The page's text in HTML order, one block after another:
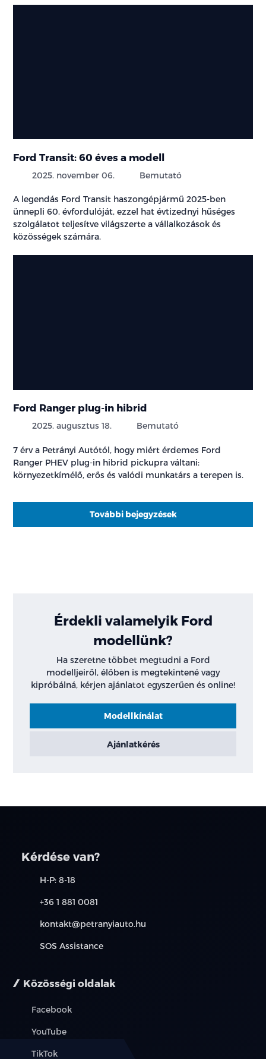
Ford Transit: 60 éves a modell
2025. november 06. Bemutató
A legendás Ford Transit haszongépjármű 2025-ben
ünnepli 60. évfordulóját, ezzel hat évtizednyi hűséges
szolgálatot teljesítve világszerte a vállalkozások és
közösségek számára.
Ford Ranger plug-in hibrid
2025. augusztus 18. Bemutató
7 érv a Petrányi Autótól, hogy miért érdemes Ford
Ranger PHEV plug-in hibrid pickupra váltani:
környezetkímélő, erős és valódi munkatárs a terepen is.
További bejegyzések
Érdekli valamelyik Ford
modellünk?
Ha szeretne többet megtudni a Ford
modelljeiről, élőben is megtekintené vagy
kipróbálná, kérjen ajánlatot egyszerűen és online!
Modellkínálat
Ajánlatkérés
Kérdése van?
H-P: 8-18
+36 1 881 0081
kontakt@petranyiauto.hu
SOS Assistance
Közösségi oldalak
Facebook
YouTube
TikTok